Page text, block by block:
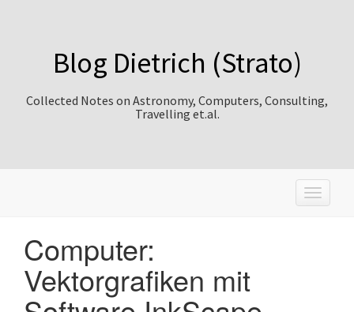
Blog Dietrich (Strato)
Collected Notes on Astronomy, Computers, Consulting,
Travelling et.al.
T
o
Computer:
Vektorgrafiken mit